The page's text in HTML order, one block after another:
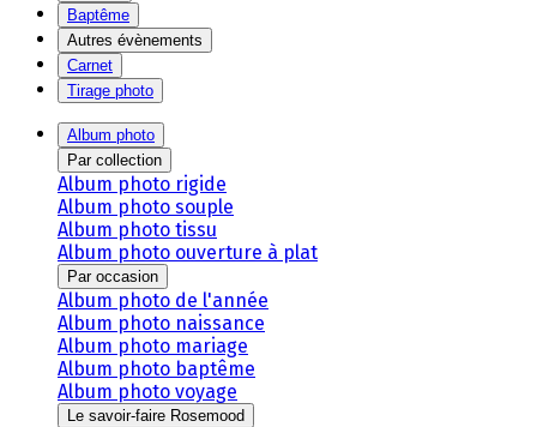
Baptême
Autres évènements
Carnet
Tirage photo
Album photo
Par collection
Album photo rigide
Album photo souple
Album photo tissu
Album photo ouverture à plat
Par occasion
Album photo de l'année
Album photo naissance
Album photo mariage
Album photo baptême
Album photo voyage
Le savoir-faire Rosemood